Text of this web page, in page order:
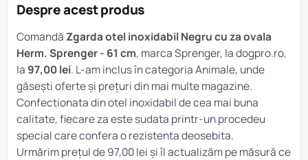
Despre acest produs
Comandă Zgarda otel inoxidabil Negru cu za ovala
Herm. Sprenger - 61 cm, marca Sprenger, la dogpro.ro,
la97,00 lei. L-am inclus în categoriaAnimale, unde
găsești oferte și prețuri din mai multe magazine.
Confectionata din otel inoxidabil de cea mai buna
calitate, fiecare za este sudata printr-un procedeu
special care confera o rezistenta deosebita.
Urmărim prețul de 97,00 lei și îl actualizăm pe măsură ce